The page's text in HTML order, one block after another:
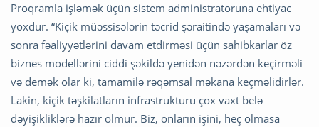
Proqramla işləmək üçün sistem administratoruna ehtiyac
yoxdur. “Kiçik müəssisələrin təcrid şəraitində yaşamaları və
sonra fəaliyyətlərini davam etdirməsi üçün sahibkarlar öz
biznes modellərini ciddi şəkildə yenidən nəzərdən keçirməli
və demək olar ki, tamamilə rəqəmsal məkana keçməlidirlər.
Lakin, kiçik təşkilatların infrastrukturu çox vaxt belə
dəyişikliklərə hazır olmur. Biz, onların işini, heç olmasa